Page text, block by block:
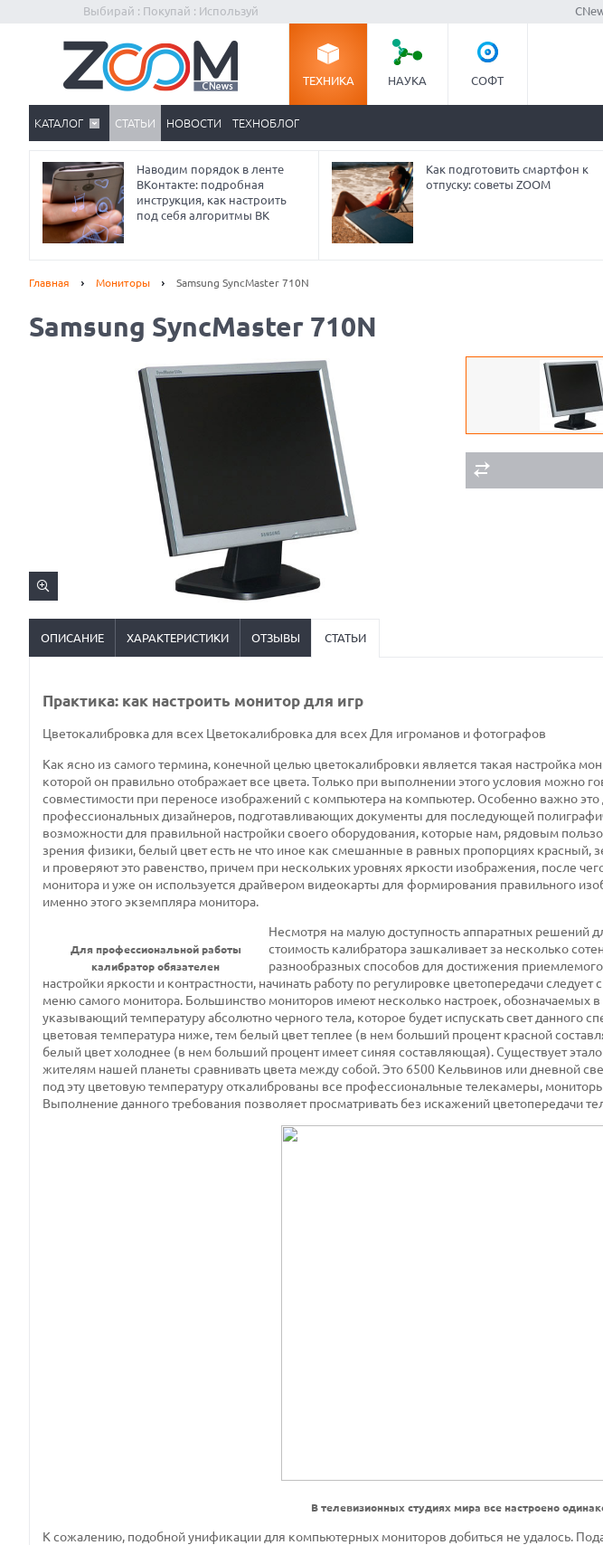
Выбирай : Покупай : Используй
ТЕХНИКА НАУКА СОФТ
КАТАЛОГ СТАТЬИ НОВОСТИ ТЕХНОБЛОГ
Наводим порядок в ленте
ВКонтакте: подробная
инструкция, как настроить
под себя алгоритмы ВК
Как подготовить смартфон к
отпуску: советы ZOOM
Главная Мониторы Samsung SyncMaster 710N
Samsung SyncMaster 710N
ОПИСАНИЕ ХАРАКТЕРИСТИКИ ОТЗЫВЫ СТАТЬИ
Практика: как настроить монитор для игр
Цветокалибровка для всех Цветокалибровка для всехДля игроманов и фотографов
Как ясно из самого термина, конечной целью цветокалибровки является такая настройка
которой он правильно отображает все цвета. Только при выполнении этого условия можно
совместимости при переносе изображений с компьютера на компьютер. Особенно важно это
профессиональных дизайнеров, подготавливающих документы для последующей
возможности для правильной настройки своего оборудования, которые нам, рядовым
зрения физики, белый цвет есть не что иное как смешанные в равных пропорциях красный,
и проверяют это равенство, причем при нескольких уровнях яркости изображения, после
монитора и уже он используется драйвером видеокарты для формирования правильного
именно этого экземпляра монитора.
Для профессиональной работы
калибратор обязателен
Несмотря на малую доступность аппаратных решений
стоимость калибратора зашкаливает за несколько
разнообразных способов для достижения
настройки яркости и контрастности, начинать работу по регулировке цветопередачи
меню самого монитора. Большинство мониторов имеют несколько настроек, обозначаемых в
указывающий температуру абсолютно черного тела, которое будет испускать свет данного
цветовая температура ниже, тем белый цвет теплее (в нем больший процент красной
белый цвет холоднее (в нем больший процент имеет синяя составляющая). Существует
жителям нашей планеты сравнивать цвета между собой. Это 6500 Кельвинов или дневной
под эту цветовую температуру откалиброваны все профессиональные телекамеры,
Выполнение данного требования позволяет просматривать без искажений цветопередачи
В телевизионных студиях мира все настроено
К сожалению, подобной унификации для компьютерных мониторов добиться не удалось.